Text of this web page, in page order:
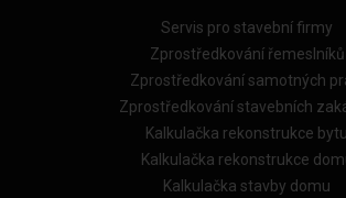
Servis pro stavební firmy
Zprostředkování řemeslníků
Zprostředkování samotných
Zprostředkování stavebních
Kalkulačka rekonstrukce bytu
Kalkulačka rekonstrukce
Kalkulačka stavby domu